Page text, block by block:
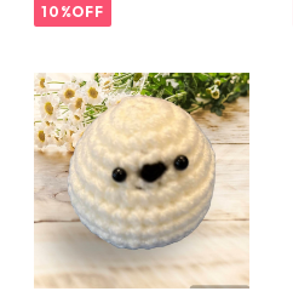
ンク
10%OFF